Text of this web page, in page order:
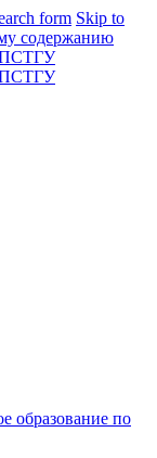
form Skip to
содержанию
образование по